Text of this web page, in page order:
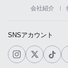
会社紹介
SNSアカウント